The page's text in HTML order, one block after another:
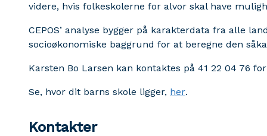
videre, hvis folkeskolerne for alvor skal have
CEPOS’ analyse bygger på karakterdata fra alle
socioøkonomiske baggrund for at beregne den
Karsten Bo Larsen kan kontaktes på 41 22 04 76
Se, hvor dit barns skole ligger, her.
Kontakter